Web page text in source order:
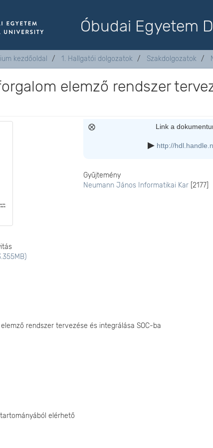
Óbudai Egyetem
kezdőoldal 1. Hallgatói dolgozatok Szakdolgozatok
elemző rendszer
Link a
http://
Gyűjtemény
Neumann János Informatikai Kar [2177]
rendszer tervezése és integrálása SOC-ba
elérhető